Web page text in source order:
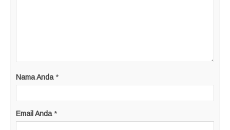
Nama Anda *
Email Anda *